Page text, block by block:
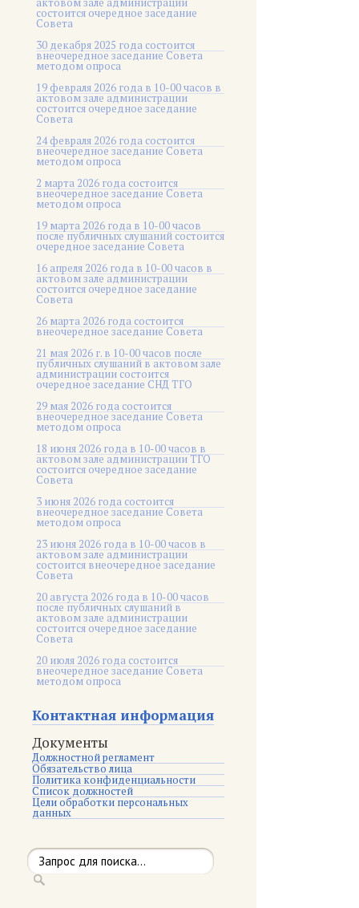
состоится очередное заседание
Совета
30 декабря 2025 года состоится
внеочередное заседание Совета
методом опроса
19 февраля 2026 года в 10-00 часов в
актовом зале администрации
состоится очередное заседание
Совета
24 февраля 2026 года состоится
внеочередное заседание Совета
методом опроса
2 марта 2026 года состоится
внеочередное заседание Совета
методом опроса
19 марта 2026 года в 10-00 часов
после публичных слушаний состоится
очередное заседание Совета
16 апреля 2026 года в 10-00 часов в
актовом зале администрации
состоится очередное заседание
Совета
26 марта 2026 года состоится
внеочередное заседание Совета
21 мая 2026 г. в 10-00 часов после
публичных слушаний в актовом зале
администрации состоится
очередное заседание СНД ТГО
29 мая 2026 года состоится
внеочередное заседание Совета
методом опроса
18 июня 2026 года в 10-00 часов в
актовом зале администрации ТГО
состоится очередное заседание
Совета
3 июня 2026 года состоится
внеочередное заседание Совета
методом опроса
23 июня 2026 года в 10-00 часов в
актовом зале администрации
состоится внеочередное заседание
Совета
20 августа 2026 года в 10-00 часов
после публичных слушаний в
актовом зале администрации
состоится очередное заседание
Совета
20 июля 2026 года состоится
внеочередное заседание Совета
методом опроса
Контактная информация
Документы
Должностной регламент
Обязательство лица
Политика конфиденциальности
Список должностей
Цели обработки персональных
данных